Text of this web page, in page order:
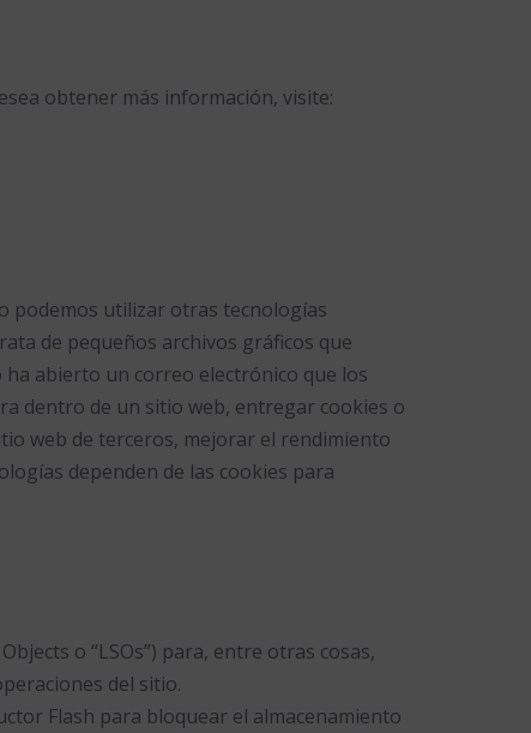
obtener más información, visite:
podemos utilizar otras tecnologías
de pequeños archivos gráficos que
abierto un correo electrónico que los
dentro de un sitio web, entregar cookies o
web de terceros, mejorar el rendimiento
dependen de las cookies para
o “LSOs”) para, entre otras cosas,
del sitio.
Flash para bloquear el almacenamiento